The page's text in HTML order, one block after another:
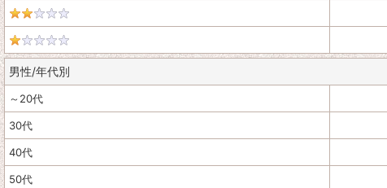
男性/年代別
～20代
30代
40代
50代